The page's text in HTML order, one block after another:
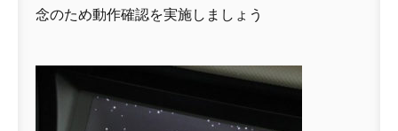
念のため動作確認を実施しましょう